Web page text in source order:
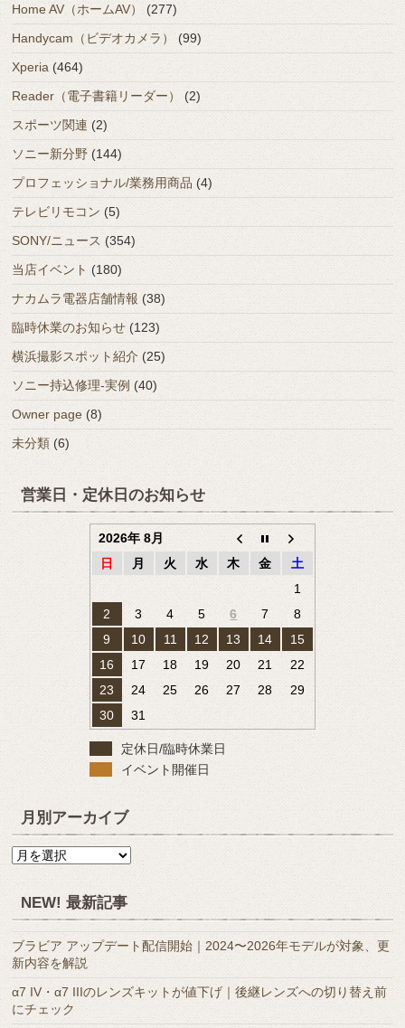
Home AV（ホームAV）
(277)
Handycam（ビデオカメラ）
(99)
Xperia (464)
Reader（電子書籍リーダー）
(2)
スポーツ関連 (2)
ソニー新分野 (144)
プロフェッショナル/業務用商品 (4)
テレビリモコン (5)
SONY/ニュース (354)
当店イベント (180)
ナカムラ電器店舗情報 (38)
臨時休業のお知らせ (123)
横浜撮影スポット紹介 (25)
ソニー持込修理-実例 (40)
Owner page (8)
未分類 (6)
営業日・定休日のお知らせ
2026年 8月
日
月 火 水 木 金
土
1
2
3 4 5 6 7
8
9
10 11 12 13 14
15
16
17 18 19 20 21
22
23
24 25 26 27 28
29
30
31
定休日/臨時休業日
イベント開催日
月別アーカイブ
月
ー
カ
イ
ブ
NEW! 最新記事
ブラビア アップデート配信開始｜2024〜2026年モデルが対象、更
新内容を解説
α7 IV・α7 IIIのレンズキットが値下げ｜後継レンズへの切り替え前
にチェック